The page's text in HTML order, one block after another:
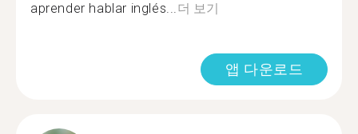
aprender hablar inglés...더 보기
앱 다운로드